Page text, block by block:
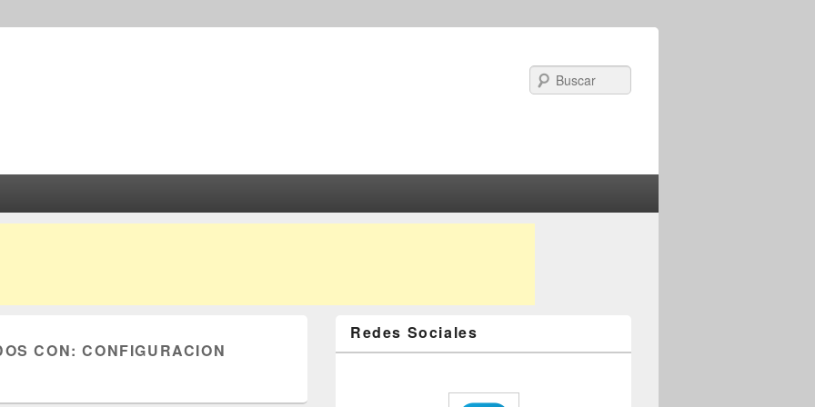
CON:CONFIGURACION
Redes Sociales